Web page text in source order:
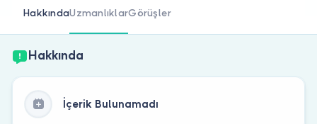
HakkındaUzmanlıklarGörüşler
Hakkında
İçerik Bulunamadı